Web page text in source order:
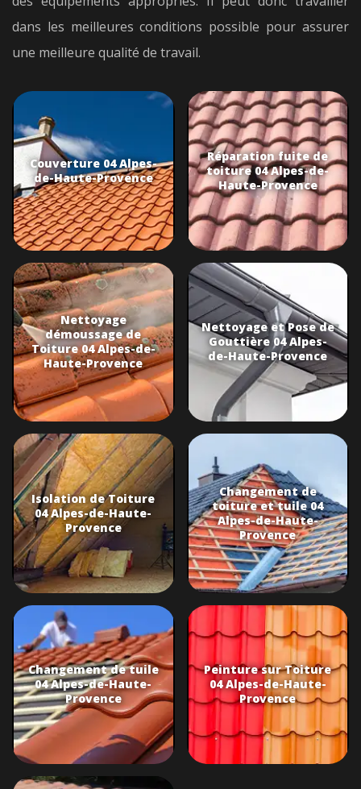
dans les meilleures conditions possible pour assurer
une meilleure qualité de travail.
Couverture 04 Alpes-
de-Haute-Provence
Réparation fuite de
toiture 04 Alpes-de-
Haute-Provence
Nettoyage
démoussage de
Toiture 04 Alpes-de-
Haute-Provence
Nettoyage et Pose de
Gouttière 04 Alpes-
de-Haute-Provence
Isolation de Toiture
04 Alpes-de-Haute-
Provence
Changement de
toiture et tuile 04
Alpes-de-Haute-
Provence
Changement de tuile
04 Alpes-de-Haute-
Provence
Peinture sur Toiture
04 Alpes-de-Haute-
Provence